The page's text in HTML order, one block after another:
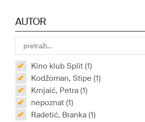
AUTOR
Kino klub Split (1)
Kodžoman, Stipe (1)
Krnjaić, Petra (1)
nepoznat (1)
Radetić, Branka (1)